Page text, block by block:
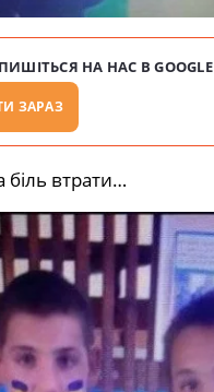
НА НАС В GOOGLE
ЗАРАЗ
біль втрати…